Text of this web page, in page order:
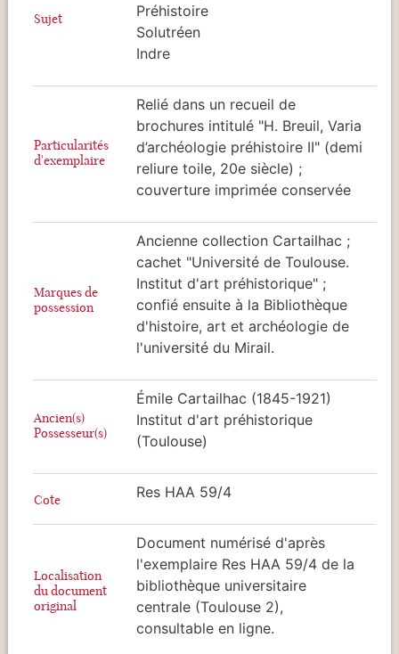
Sujet
Préhistoire
Solutréen
Indre
Particularités
d'exemplaire
Relié dans un recueil de
brochures intitulé "H. Breuil, Varia
d’archéologie préhistoire II" (demi
reliure toile, 20e siècle) ;
couverture imprimée conservée
Marques de
possession
Ancienne collection Cartailhac ;
cachet "Université de Toulouse.
Institut d'art préhistorique" ;
confié ensuite à la Bibliothèque
d'histoire, art et archéologie de
l'université du Mirail.
Ancien(s)
Possesseur(s)
Émile Cartailhac (1845-1921)
Institut d'art préhistorique
(Toulouse)
Cote Res HAA 59/4
Localisation
du document
original
Document numérisé d'après
l'exemplaire Res HAA 59/4 de la
bibliothèque universitaire
centrale (Toulouse 2),
consultable en ligne.